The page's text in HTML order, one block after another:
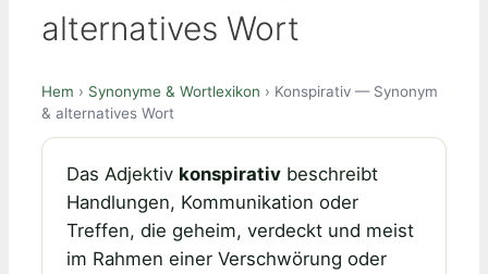
alternatives Wort
Hem › Synonyme & Wortlexikon › Konspirativ — Synonym
& alternatives Wort
Das Adjektiv konspirativbeschreibt
Handlungen, Kommunikation oder
Treffen, die geheim, verdeckt und meist
im Rahmen einer Verschwörung oder